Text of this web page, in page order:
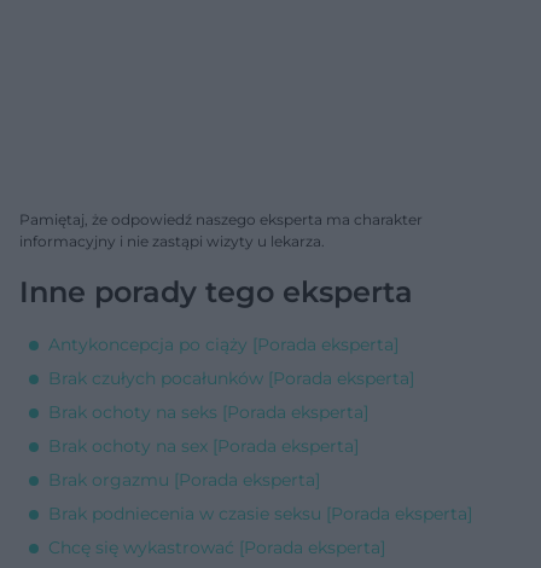
Pamiętaj, że odpowiedź naszego eksperta ma charakter
informacyjny i nie zastąpi wizyty u lekarza.
Inne porady tego eksperta
Antykoncepcja po ciąży [Porada eksperta]
Brak czułych pocałunków [Porada eksperta]
Brak ochoty na seks [Porada eksperta]
Brak ochoty na sex [Porada eksperta]
Brak orgazmu [Porada eksperta]
Brak podniecenia w czasie seksu [Porada eksperta]
Chcę się wykastrować [Porada eksperta]